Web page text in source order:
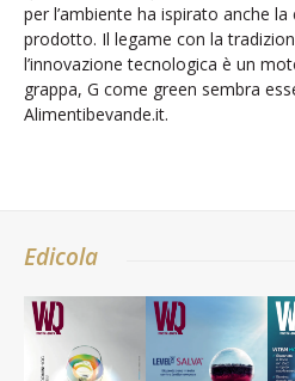
Easy.CIP Flex di ADUE consente
indipendente le diverse fasi di
inefficienze e ottimizzando
L'articolo Sistema CIP evoluto
Alimentibevande.it.
Edicola